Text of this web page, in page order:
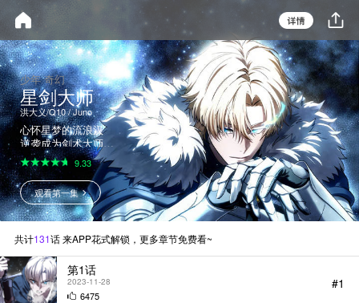
少年 奇幻
星剑大师
洪大义/Q10 / Juno
心怀星梦的流浪汉
逆袭成为剑术大师
梦想成为骑士的贫民窟小流浪汉布
拉德，遭遇黑色的晴天霹雳后，便
开始能听到某个声音，这个声音和
从天而降的神秘骑士彻底颠覆了他
的生活…他能如愿走出后巷，成为
梦想中的骑士吗？
9.33
观看第一集
共计131话 来APP花式解锁，更多章节免费看~
第1话
2023-11-28
6475
#1